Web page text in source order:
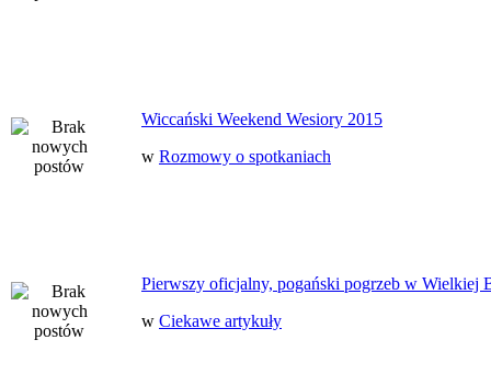
Wiccański Weekend Wesiory 2015
w Rozmowy o spotkaniach
Pierwszy oficjalny, pogański pogrzeb w Wielkiej
w Ciekawe artykuły